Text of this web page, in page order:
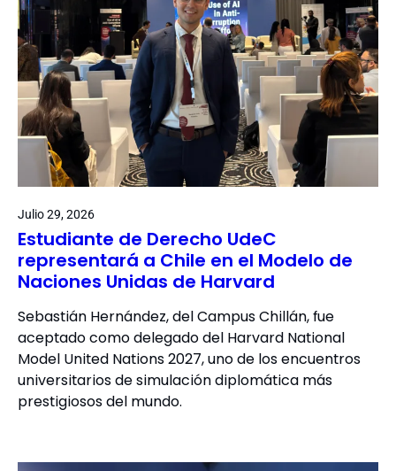
Julio 29, 2026
Estudiante de Derecho UdeC
representará a Chile en el Modelo de
Naciones Unidas de Harvard
Sebastián Hernández, del Campus Chillán, fue
aceptado como delegado del Harvard National
Model United Nations 2027, uno de los encuentros
universitarios de simulación diplomática más
prestigiosos del mundo.